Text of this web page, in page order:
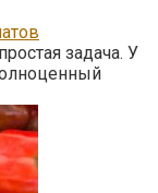
задача. У